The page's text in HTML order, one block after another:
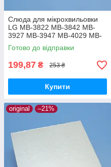
Слюда для мікрохвильовки
LG MB-3822 MB-3842 MB-
3927 MB-3947 MB-4029 MB-
4049 MB-4088 MC-8088 MH-
5863 MH-6021 MH6048 MH-
6340 MH-6387
Готово до відправки
199,87 ₴ 253 ₴
Купити
original –21%